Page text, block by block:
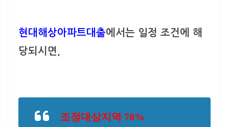
현대해상아파트대출에서는 일정 조건에 해
당되시면,
조정대상지역 70%